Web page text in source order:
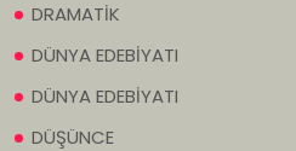
DRAMATİK
DÜNYA EDEBİYATI
DÜNYA EDEBİYATI
DÜŞÜNCE